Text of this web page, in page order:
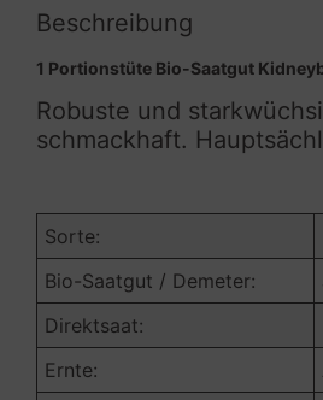
Beschreibung
1 Portionstüte Bio-Saatgut
Robuste und
schmackhaft.
Sorte:
Bio-Saatgut / Demeter:
Direktsaat:
Ernte: